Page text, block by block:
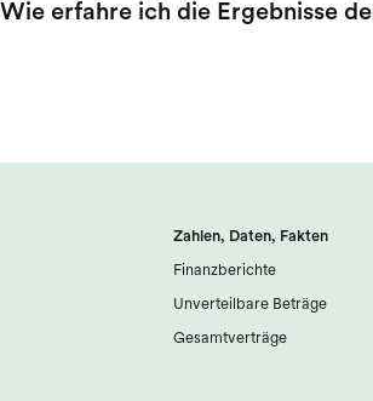
Wie erfahre ich die Ergebnisse
Zahlen, Daten, Fakten
Finanzberichte
Unverteilbare Beträge
Gesamtverträge